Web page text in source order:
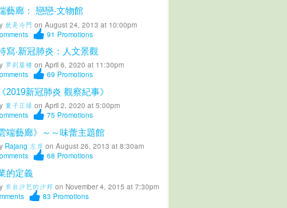
藝廊： 戀戀·文物館
就是冷門 on August 24, 2013 at 10:00pm
91 Promotions
寫·新冠肺炎：人文景觀
罗刹蜃楼 on April 6, 2020 at 11:30pm
69 Promotions
2019新冠肺炎 觀察紀事》
葉子正绿 on April 2, 2020 at 5:00pm
75 Promotions
端藝廊》～～味蕾主題館
Rajang 左岸 on August 26, 2013 at 8:30am
68 Promotions
的定義
來自沙巴的沙邦 on November 4, 2015 at 7:30pm
83 Promotions